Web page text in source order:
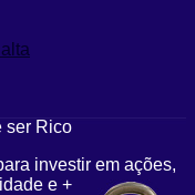
ser Rico
investir em ações,
e +